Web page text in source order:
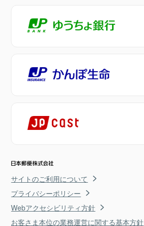
サイトのご利用について
プライバシーポリシー
Webアクセシビリティ方針
お客さま本位の業務運営に関する基本方針